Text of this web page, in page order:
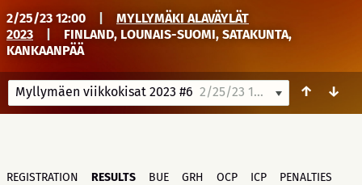
2/25/23 12:00
MYLLYMÄKI ALAVÄYLÄT
2023
FINLAND, LOUNAIS-SUOMI, SATAKUNTA,
KANKAANPÄÄ
Myllymäen viikkokisat 2023 #6 2/25/23 12:00 ↑ ↓
REGISTRATION RESULTS BUE GRH OCP ICP PENALTIES